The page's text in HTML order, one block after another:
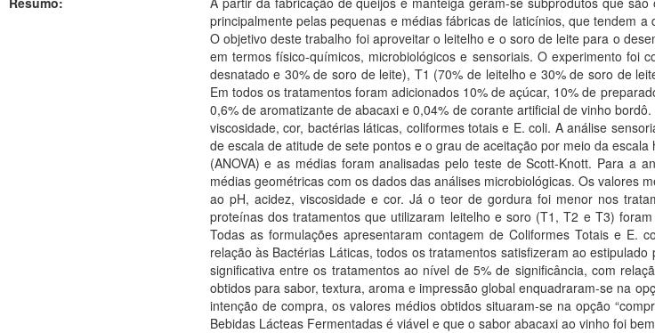
principalmente pelas pequenas e médias fábricas de laticínios, que tendem
O objetivo deste trabalho foi aproveitar o leitelho e o soro de leite para o
em termos físico-químicos, microbiológicos e sensoriais. O experimento foi
desnatado e 30% de soro de leite), T1 (70% de leitelho e 30% de soro de
Em todos os tratamentos foram adicionados 10% de açúcar, 10% de
0,6% de aromatizante de abacaxi e 0,04% de corante artificial de vinho
viscosidade, cor, bactérias láticas, coliformes totais e E. coli. A análise
de escala de atitude de sete pontos e o grau de aceitação por meio da
(ANOVA) e as médias foram analisadas pelo teste de Scott-Knott. Para a
médias geométricas com os dados das análises microbiológicas. Os valores
ao pH, acidez, viscosidade e cor. Já o teor de gordura foi menor nos
proteínas dos tratamentos que utilizaram leitelho e soro (T1, T2 e T3)
Todas as formulações apresentaram contagem de Coliformes Totais e E.
relação às Bactérias Láticas, todos os tratamentos satisfizeram ao
significativa entre os tratamentos ao nível de 5% de significância, com
obtidos para sabor, textura, aroma e impressão global enquadraram-se na
intenção de compra, os valores médios obtidos situaram-se na opção
Bebidas Lácteas Fermentadas é viável e que o sabor abacaxi ao vinho foi